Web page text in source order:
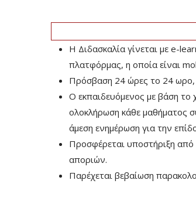
Η Διδασκαλία γίνεται με e-
πλατφόρμας, η οποία είναι
Πρόσβαση 24 ώρες το 24 ωρο,
Ο εκπαιδευόμενος με βάση το
ολοκλήρωση κάθε μαθήματος
άμεση ενημέρωση για την
Προσφέρεται υποστήριξη από
αποριών.
Παρέχεται βεβαίωση